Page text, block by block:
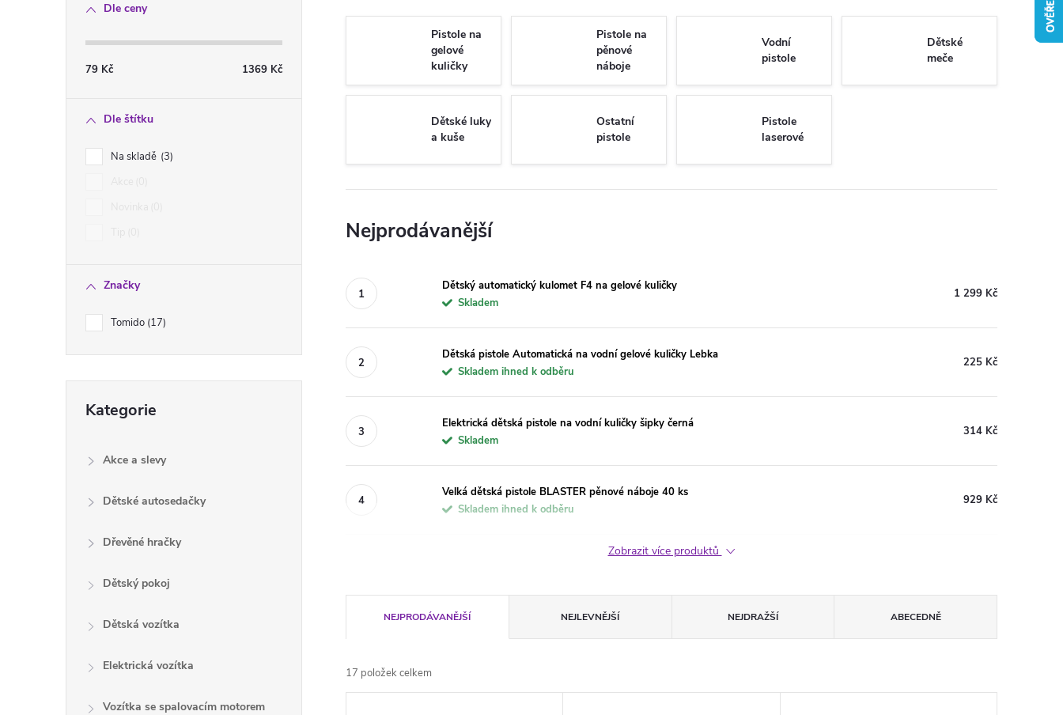
n
Dle ceny
79 Kč 1369 Kč
Dle štítku
Na skladě 3
Značky
Tomido 17
kategorie
Kategorie
Akce a slevy
Dětské autosedačky
Dřevěné hračky
Dětský pokoj
Dětská vozítka
Elektrická vozítka
Vozítka se spalovacím motorem
Pistole na
gelové
kuličky
Pistole na
pěnové
náboje
Vodní
pistole
Dětské
meče
Dětské luky
a kuše
Ostatní
pistole
Pistole
laserové
Nejprodávanější
Dětský automatický kulomet F4 na gelové kuličky
Skladem
1 299 Kč
Dětská pistole Automatická na vodní gelové kuličky Lebka
Skladem ihned k odběru
225 Kč
Elektrická dětská pistole na vodní kuličky šipky černá
Skladem
314 Kč
Velká dětská pistole BLASTER pěnové náboje 40 ks
Skladem ihned k odběru
929 Kč
Zobrazit více produktů
a
z
NEJPRODÁVANĚJŠÍ NEJLEVNĚJŠÍ NEJDRAŽŠÍ ABECEDNĚ
17 položek celkem